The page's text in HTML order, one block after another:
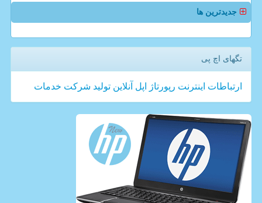
جدیدترین ها
تگهای اچ پی
ارتباطات اینترنت رپورتاژ اپل آنلاین تولید شركت خدمات